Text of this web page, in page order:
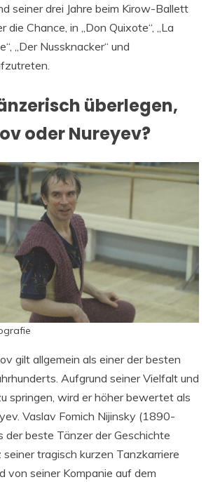
seiner drei Jahre beim Kirow-Ballett
die Chance, in „Don Quixote“, „La
„Der Nussknacker“ und
überlegen,
oder Nureyev?
gilt allgemein als einer der besten
Aufgrund seiner Vielfalt und
springen, wird er höher bewertet als
Vaslav Fomich Nijinsky (1890-
beste Tänzer der Geschichte
tragisch kurzen Tanzkarriere
von seiner Kompanie auf dem